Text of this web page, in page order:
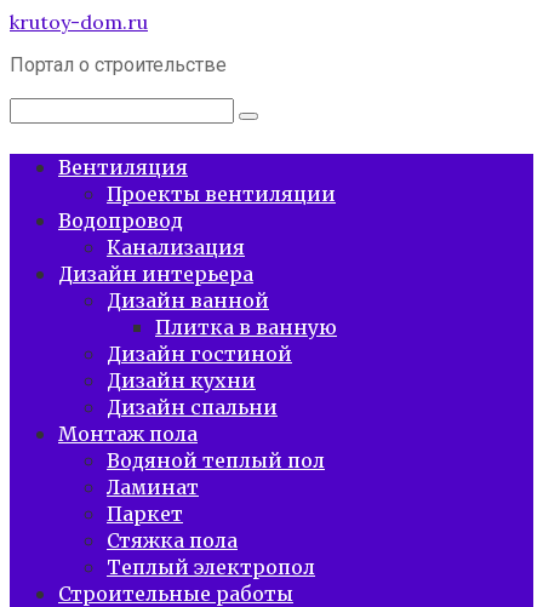
Перейти
контенту
krutoy-dom.ru
Портал о строительстве
Поиск:
Вентиляция
Проекты вентиляции
Водопровод
Канализация
Дизайн интерьера
Дизайн ванной
Плитка в ванную
Дизайн гостиной
Дизайн кухни
Дизайн спальни
Монтаж пола
Водяной теплый пол
Ламинат
Паркет
Стяжка пола
Теплый электропол
Строительные работы